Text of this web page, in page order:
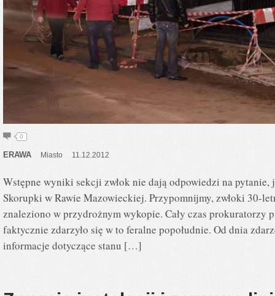
0
ERAWA Miasto 11.12.2012
Wstępne wyniki sekcji zwłok nie dają odpowiedzi na
Skorupki w Rawie Mazowieckiej. Przypomnijmy, zwłoki 30-
znaleziono w przydrożnym wykopie. Cały czas prokuratorzy
faktycznie zdarzyło się w to feralne popołudnie. Od dnia
informacje dotyczące stanu […]